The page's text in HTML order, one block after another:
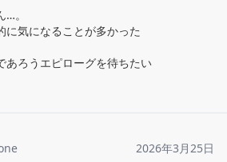
。
に気になることが多かった
あろうエピローグを待ちたい
2026年3月25日